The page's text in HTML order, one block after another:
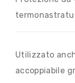
Utilizzato
accoppiabile